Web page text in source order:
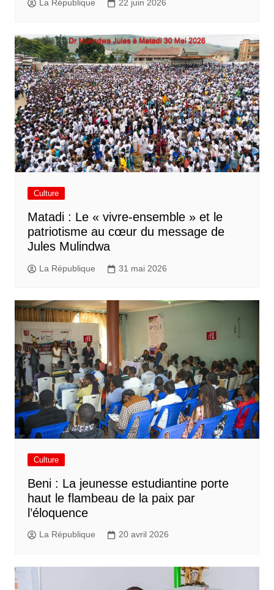
La République 22 juin 2026
Culture
Matadi : Le « vivre-ensemble » et le
patriotisme au cœur du message de
Jules Mulindwa
La République 31 mai 2026
Culture
Beni : La jeunesse estudiantine porte
haut le flambeau de la paix par
l’éloquence
La République 20 avril 2026